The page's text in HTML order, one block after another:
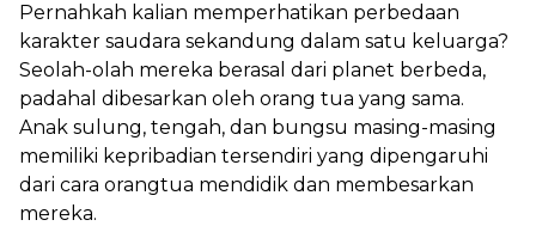
Pernahkah kalian memperhatikan perbedaan
karakter saudara sekandung dalam satu keluarga?
Seolah-olah mereka berasal dari planet berbeda,
padahal dibesarkan oleh orang tua yang sama.
Anak sulung, tengah, dan bungsu masing-masing
memiliki kepribadian tersendiri yang dipengaruhi
dari cara orangtua mendidik dan membesarkan
mereka.